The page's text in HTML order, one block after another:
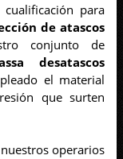
cualificación para
de atascos
conjunto de
desatascos
el material
que surten
operarios